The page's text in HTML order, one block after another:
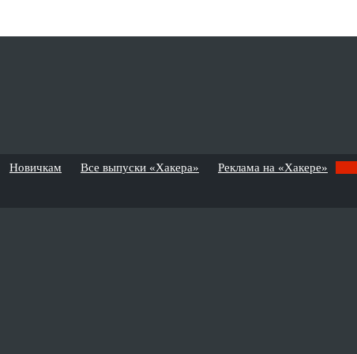
Новичкам Все выпуски «Хакера» Реклама на «Хакере»